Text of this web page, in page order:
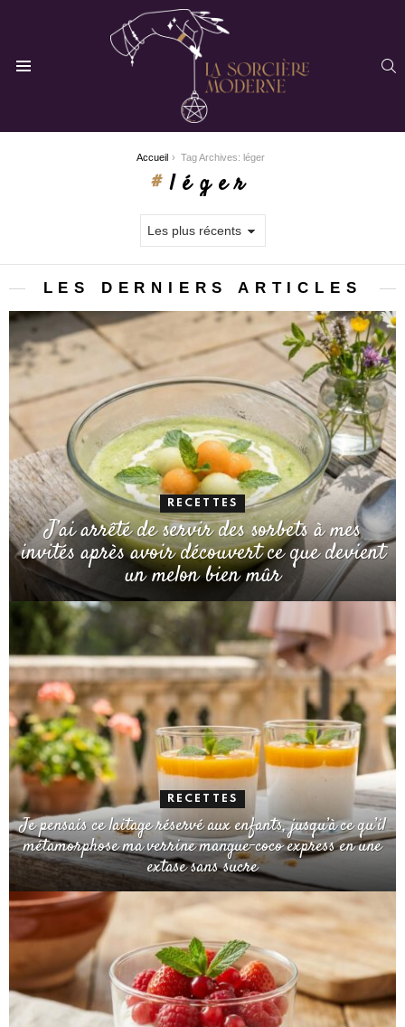
Accueil Tag Archives: léger
léger
LES DERNIERS ARTICLES
RECETTES
J’ai arrêté de servir des sorbets à mes
invités après avoir découvert ce que devient
un melon bien mûr
RECETTES
Je pensais ce laitage réservé aux enfants, jusqu’à ce qu’il
métamorphose ma verrine mangue-coco express en une
extase sans sucre